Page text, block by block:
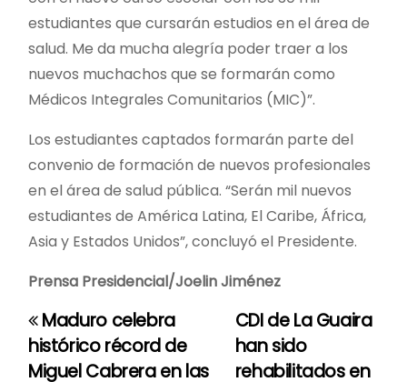
estudiantes que cursarán estudios en el área de
salud. Me da mucha alegría poder traer a los
nuevos muchachos que se formarán como
Médicos Integrales Comunitarios (MIC)”.
Los estudiantes captados formarán parte del
convenio de formación de nuevos profesionales
en el área de salud pública. “Serán mil nuevos
estudiantes de América Latina, El Caribe, África,
Asia y Estados Unidos”, concluyó el Presidente.
Prensa Presidencial/Joelin Jiménez
N
a
CDI de La Guaira
han sido
rehabilitados en
Maduro celebra
histórico récord de
Miguel Cabrera en las